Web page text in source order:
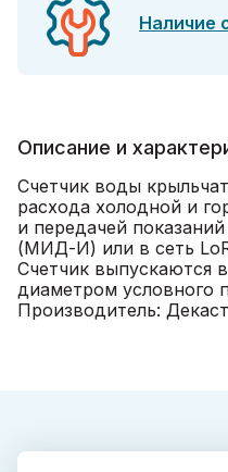
Наличие
Описание и
Счетчик воды
расхода холодной и
и передачей
(МИД-И) или в сеть
Счетчик выпускаются
диаметром условного
Производитель: